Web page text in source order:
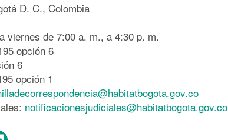
D. C., Colombia
viernes de 7:00 a. m., a 4:30 p. m.
opción 6
6
opción 1
notificacionesjudiciales@habitatbogota.gov.co